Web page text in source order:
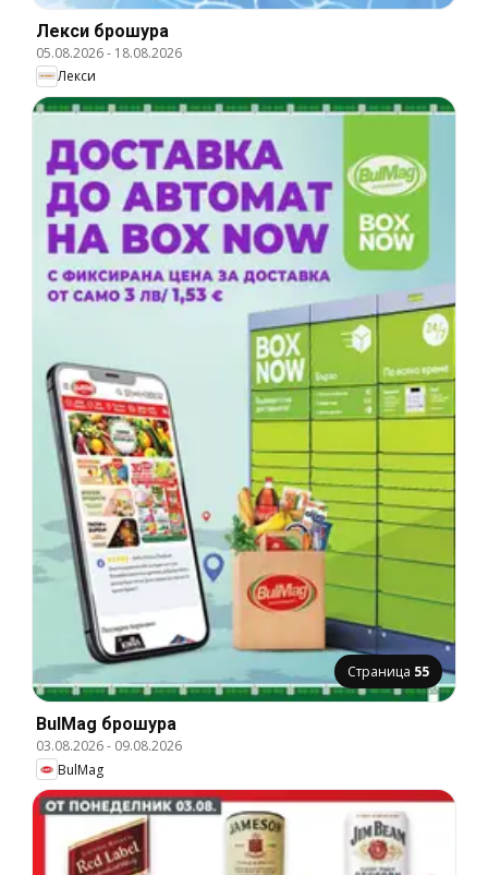
Лекси брошура
05.08.2026- 18.08.2026
Лекси
Страница 55
BulMag брошура
03.08.2026- 09.08.2026
BulMag